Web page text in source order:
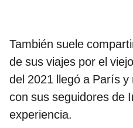
También suele
de sus viajes por el
del 2021 llegó a París
con sus seguidores de
experiencia.